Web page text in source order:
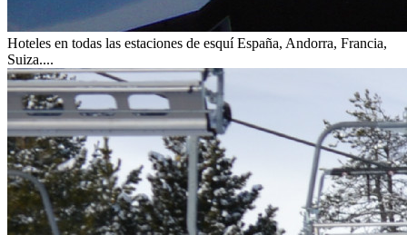
Hoteles en todas las estaciones de esquí España, Andorra, Francia,
Suiza....